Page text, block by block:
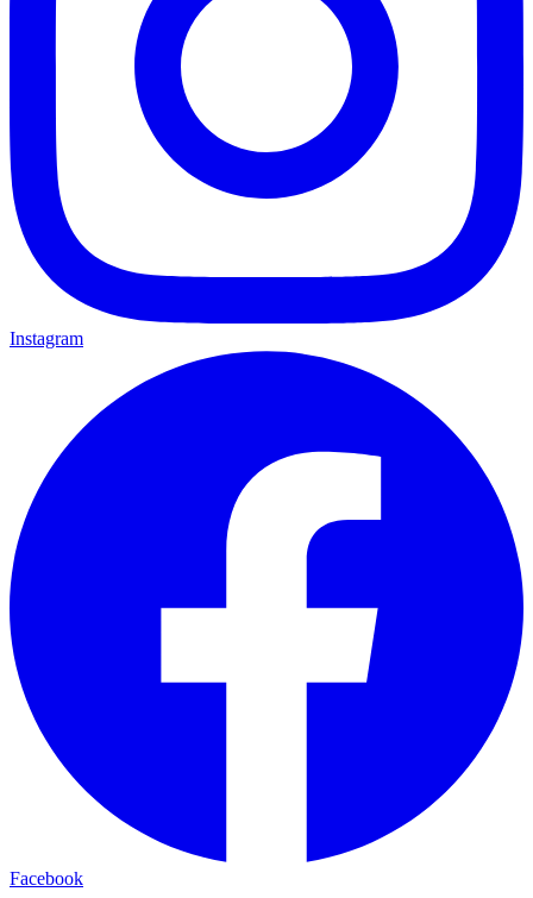
Instagram
Facebook